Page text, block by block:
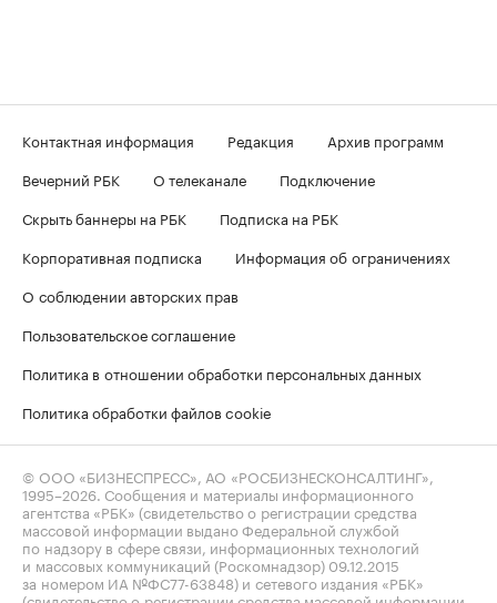
Контактная информация Редакция
Архив программ
Вечерний РБК
О телеканале
Подключение
Скрыть баннеры на РБК
Подписка на РБК
Корпоративная подписка
Информация об ограничениях
О соблюдении авторских прав
Пользовательское соглашение
Политика в отношении обработки персональных данных
Политика обработки файлов cookie
© ООО «БИЗНЕСПРЕСС», АО «РОСБИЗНЕСКОНСАЛТИНГ»,
1995–2026 . Сообщения и материалы информационного
агентства «РБК» (свидетельство о регистрации средства
массовой информации выдано Федеральной службой
по надзору в сфере связи, информационных технологий
и массовых коммуникаций (Роскомнадзор) 09.12.2015
за номером ИА №ФС77-63848) и сетевого издания «РБК»